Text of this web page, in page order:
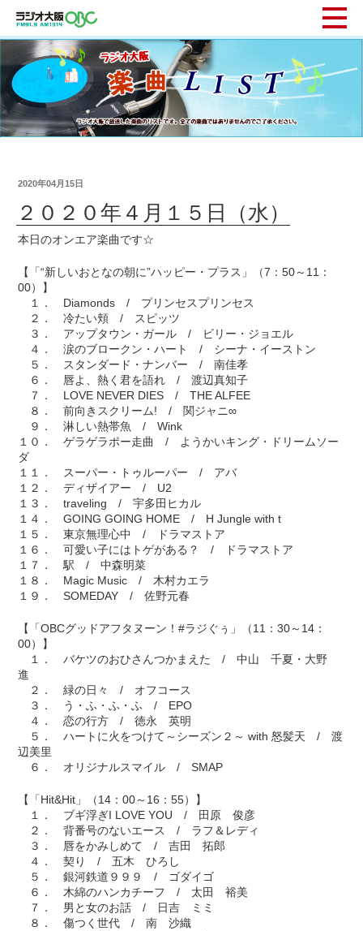
2020年04月15日
２０２０年４月１５日（水）
本日のオンエア楽曲です☆
【「“新しいおとなの朝に”ハッピー・プラス」（7：50～11：
00）】
１． Diamonds / プリンセスプリンセス
２． 冷たい頬 / スピッツ
３． アップタウン・ガール / ビリー・ジョエル
４． 涙のブロークン・ハート / シーナ・イーストン
５． スタンダード・ナンバー / 南佳孝
６． 唇よ、熱く君を語れ / 渡辺真知子
７． LOVE NEVER DIES / THE ALFEE
８． 前向きスクリーム! / 関ジャニ∞
９． 淋しい熱帯魚 / Wink
１０． ゲラゲラポー走曲 / ようかいキング・ドリームソー
ダ
１１． スーパー・トゥルーパー / アバ
１２． ディザイアー / U2
１３． traveling / 宇多田ヒカル
１４． GOING GOING HOME / H Jungle with t
１５． 東京無理心中 / ドラマストア
１６． 可愛い子にはトゲがある？ / ドラマストア
１７． 駅 / 中森明菜
１８． Magic Music / 木村カエラ
１９． SOMEDAY / 佐野元春
【「OBCグッドアフタヌーン！#ラジぐぅ」（11：30～14：
00）】
１． バケツのおひさんつかまえた / 中山 千夏・大野
進
２． 緑の日々 / オフコース
３． う・ふ・ふ・ふ / EPO
４． 恋の行方 / 徳永 英明
５． ハートに火をつけて～シーズン２～ with 怒髪天 / 渡
辺美里
６． オリジナルスマイル / SMAP
【「Hit&Hit」（14：00～16：55）】
１． ブギ浮ぎI LOVE YOU / 田原 俊彦
２． 背番号のないエース / ラフ＆レディ
３． 唇をかみしめて / 吉田 拓郎
４． 契り / 五木 ひろし
５． 銀河鉄道９９９ / ゴダイゴ
６． 木綿のハンカチーフ / 太田 裕美
７． 男と女のお話 / 日吉 ミミ
８． 傷つく世代 / 南 沙織